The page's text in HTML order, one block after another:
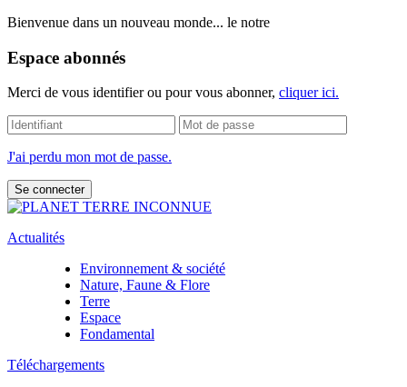
Bienvenue dans un nouveau monde... le notre
Espace abonnés
Merci de vous identifier ou pour vous abonner, cliquer ici.
J'ai perdu mon mot de passe.
Actualités
Environnement & société
Nature, Faune & Flore
Terre
Espace
Fondamental
Téléchargements